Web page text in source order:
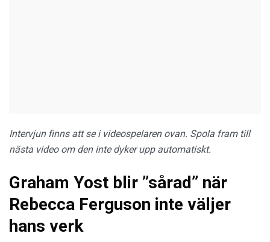
Intervjun finns att se i videospelaren ovan. Spola fram till
nästa video om den inte dyker upp automatiskt.
Graham Yost blir ”sårad” när
Rebecca Ferguson inte väljer
hans verk